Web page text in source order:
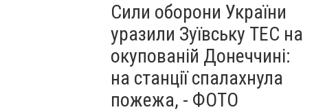
Сили оборони України
уразили Зуївську ТЕС на
окупованій Донеччині:
на станції спалахнула
пожежа, - ФОТО